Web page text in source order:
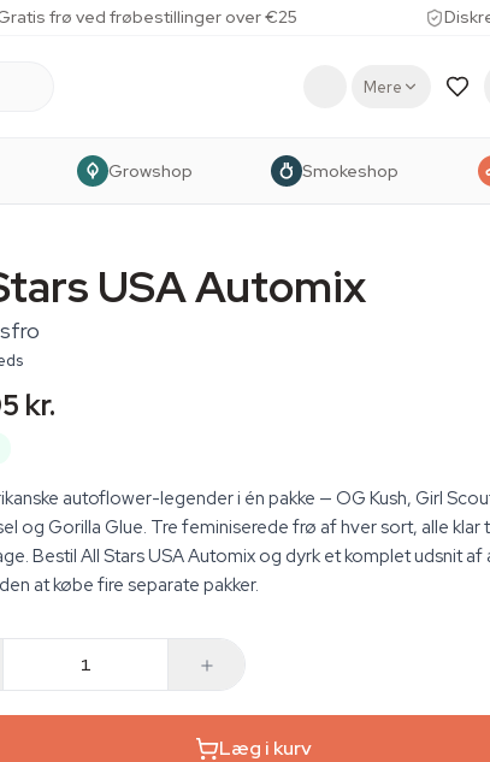
frø ved frøbestillinger over €25
Mere
Growshop Smokeshop
USA Automix
kr.
autoflower-legender i én pakke — OG Kush, Girl
og Gorilla Glue. Tre feminiserede frø af hver sort, alle klar
Bestil All Stars USA Automix og dyrk et komplet udsnit af
at købe fire separate pakker.
Læg i kurv